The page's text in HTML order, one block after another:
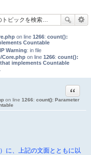
on line 1266: count():
Countable
Warning: in file
Core.phpon line 1266: count():
implements Countable
on line 1266: count(): Parameter
引用
に、上記の文面とともに以